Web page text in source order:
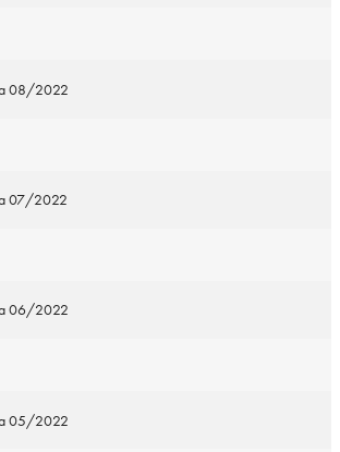
08/2022
07/2022
06/2022
05/2022